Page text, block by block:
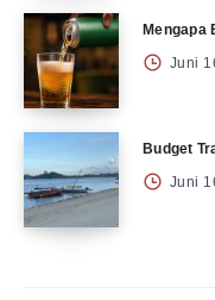
Mengapa
Juni
Budget
Juni